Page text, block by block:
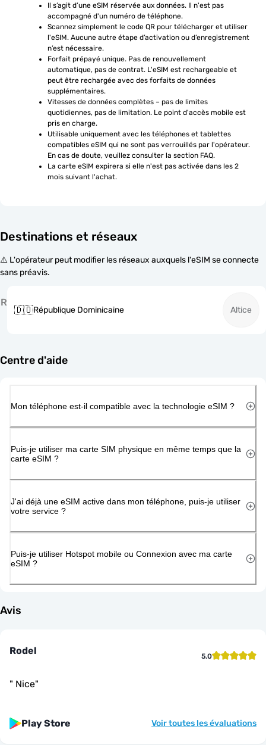
Il s’agit d’une eSIM réservée aux données. Il n'est pas
accompagné d'un numéro de téléphone.
Scannez simplement le code QR pour télécharger et utiliser
l'eSIM. Aucune autre étape d’activation ou d’enregistrement
n’est nécessaire.
Forfait prépayé unique. Pas de renouvellement
automatique, pas de contrat. L'eSIM est rechargeable et
peut être rechargée avec des forfaits de données
supplémentaires.
Vitesses de données complètes – pas de limites
quotidiennes, pas de limitation. Le point d'accès mobile est
pris en charge.
Utilisable uniquement avec les téléphones et tablettes
compatibles eSIM qui ne sont pas verrouillés par l'opérateur.
En cas de doute, veuillez consulter la section FAQ.
La carte eSIM expirera si elle n'est pas activée dans les 2
mois suivant l'achat.
Destinations et réseaux
⚠️ L'opérateur peut modifier les réseaux auxquels l'eSIM se connecte
sans préavis.
R
🇩🇴République Dominicaine Altice
Centre d'aide
Mon téléphone est-il compatible avec la technologie eSIM ?
Puis-je utiliser ma carte SIM physique en même temps que la
carte eSIM ?
J'ai déjà une eSIM active dans mon téléphone, puis-je utiliser
votre service ?
Puis-je utiliser Hotspot mobile ou Connexion avec ma carte
eSIM ?
Avis
Rodel 5.0
" Nice"
Play Store Voir toutes les évaluations